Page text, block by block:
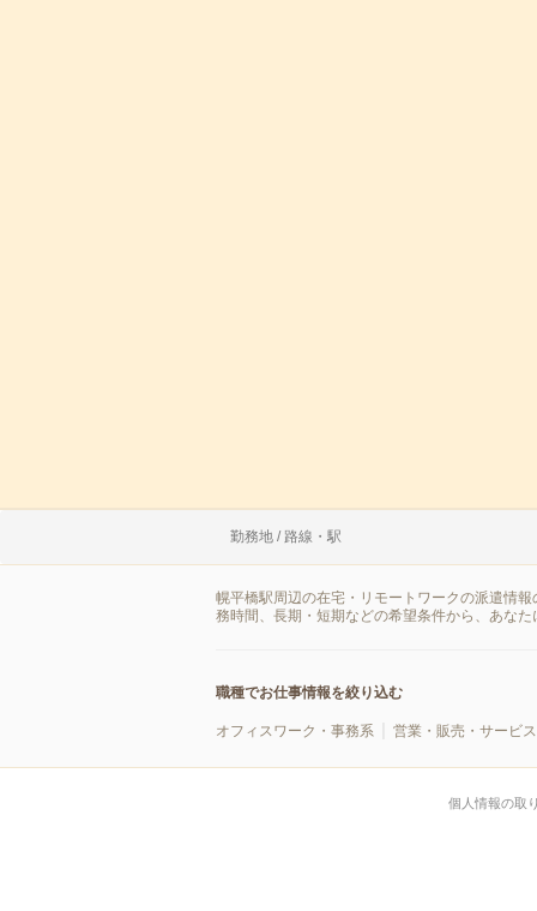
勤務地 / 路線・駅
幌平橋駅周辺の在宅・リモートワークの派遣情
務時間、長期・短期などの希望条件から、あな
職種でお仕事情報を絞り込む
オフィスワーク・事務系 営業・販売・サービ
個人情報の取